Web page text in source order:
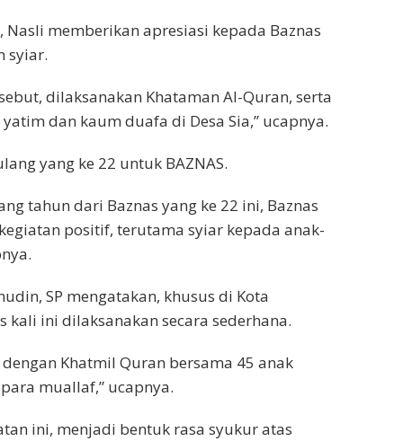
memberikan apresiasi kepada Baznas
syiar.
dilaksanakan Khataman Al-Quran, serta
dan kaum duafa di Desa Sia,” ucapnya.
yang ke 22 untuk BAZNAS.
tahun dari Baznas yang ke 22 ini, Baznas
positif, terutama syiar kepada anak-
SP mengatakan, khusus di Kota
kali ini dilaksanakan secara sederhana.
Khatmil Quran bersama 45 anak
muallaf,” ucapnya.
ini, menjadi bentuk rasa syukur atas